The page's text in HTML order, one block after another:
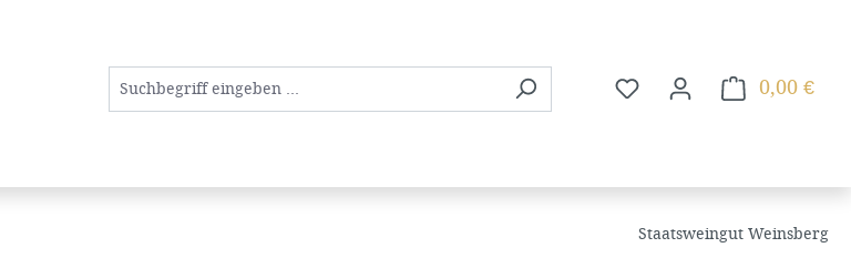
Du hast 0 Produkte auf
0,00 €
Staatsweingut Weinsberg